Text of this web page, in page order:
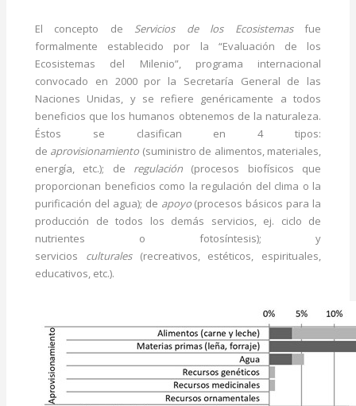
El concepto de Servicios de los Ecosistemasfue
formalmente establecido por la “Evaluación de los
Ecosistemas del Milenio”, programa internacional
convocado en 2000 por la Secretaría General de las
Naciones Unidas, y se refiere genéricamente a todos
beneficios que los humanos obtenemos de la naturaleza.
Éstos se clasifican en 4 tipos:
de aprovisionamiento (suministro de alimentos, materiales,
energía, etc.); de regulación (procesos biofísicos que
proporcionan beneficios como la regulación del clima o la
purificación del agua); de apoyo(procesos básicos para la
producción de todos los demás servicios, ej. ciclo de
nutrientes o fotosíntesis); y
servicios culturales(recreativos, estéticos, espirituales,
educativos, etc.).